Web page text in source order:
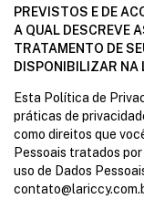
PREVISTOS E DE
A QUAL DESCREVE
TRATAMENTO DE
DISPONIBILIZAR NA
Esta Política de
práticas de
como direitos que
Pessoais tratados
uso de Dados